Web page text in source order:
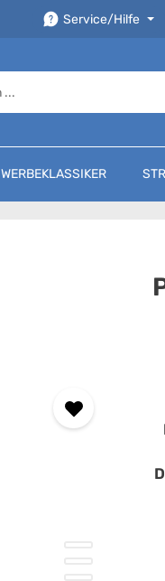
Service/Hilfe
WERBEKLASSIKER